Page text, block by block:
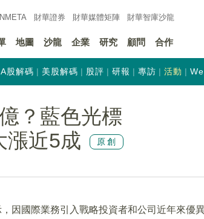
財華證券 財華媒體矩陣 財華智庫沙龍
地圖 沙龍 企業 研究 顧問 合作
A股解碼 美股解碼 股評 研報 專訪 活動
？藍色光標
漲近5成
原創
因國際業務引入戰略投資者和公司近年來優